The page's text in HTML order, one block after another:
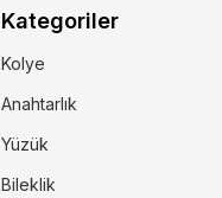
Kategoriler
Kolye
Anahtarlık
Yüzük
Bileklik